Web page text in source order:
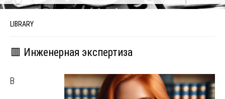
LIBRARY
🟥 Инженерная экспертиза
В